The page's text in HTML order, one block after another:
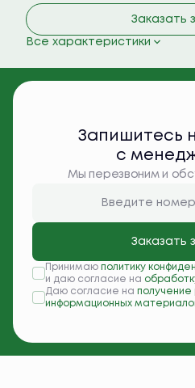
Заказать
Все характеристики
Запишитесь
с
Мы перезвоним и
Заказать
Принимаю политику
и даю согласие на
Даю согласие на
информационных